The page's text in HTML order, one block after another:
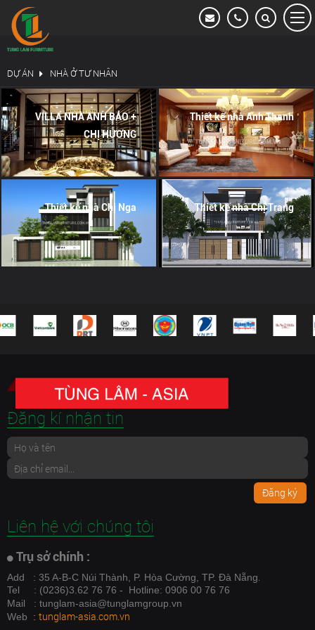
VĂN PHÒNG LÀM VIỆC
KHÁCH SẠN & RESORT
CĂN HỘ CAO CẤP
NHÀ Ở TƯ NHÂN
HỆ THỐNG NGÂN HÀNG VIETINBANK
HỆ THỐNG NGÂN HÀNG AGRIBANK
DỰ ÁN NHÀ Ở TƯ NHÂN
VILLA NHÀ ANH BẢO +
CHỊ HƯƠNG
Thiết kế nhà Anh Thanh
Thiết kế nhà Chị Nga Thiết kế nhà Chị Trang
Đăng kí nhận tin
Đăng ký
Liên hệ với chúng tôi
Trụ sở chính :
Add : 35 A-B-C Núi Thành, P. Hòa Cường, TP. Đà Nẵng.
Tel
: (0236)3.62 76 76 - Hotline: 0906 00 76 76
Mail
: tunglam-asia@tunglamgroup.vn
Web : tunglam-asia.com.vn